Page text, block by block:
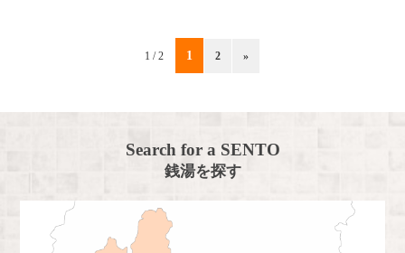
1 / 2 1 2 »
Search for a SENTO
銭湯を探す